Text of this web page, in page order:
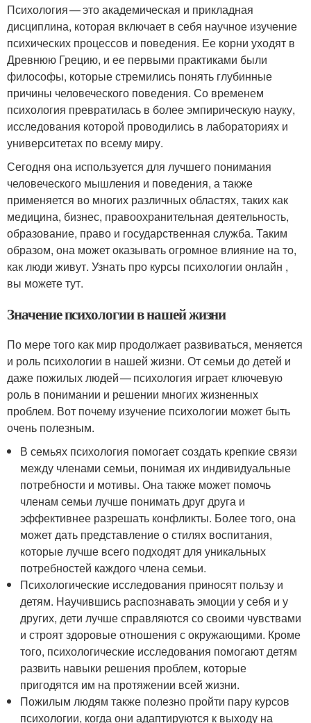
Психология — это академическая и прикладная
дисциплина, которая включает в себя научное изучение
психических процессов и поведения. Ее корни уходят в
Древнюю Грецию, и ее первыми практиками были
философы, которые стремились понять глубинные
причины человеческого поведения. Со временем
психология превратилась в более эмпирическую науку,
исследования которой проводились в лабораториях и
университетах по всему миру.
Сегодня она используется для лучшего понимания
человеческого мышления и поведения, а также
применяется во многих различных областях, таких как
медицина, бизнес, правоохранительная деятельность,
образование, право и государственная служба. Таким
образом, она может оказывать огромное влияние на то,
как люди живут. Узнать про курсы психологии онлайн ,
вы можете тут.
Значение психологии в нашей жизни
По мере того как мир продолжает развиваться, меняется
и роль психологии в нашей жизни. От семьи до детей и
даже пожилых людей — психология играет ключевую
роль в понимании и решении многих жизненных
проблем. Вот почему изучение психологии может быть
очень полезным.
В семьях психология помогает создать крепкие связи
между членами семьи, понимая их индивидуальные
потребности и мотивы. Она также может помочь
членам семьи лучше понимать друг друга и
эффективнее разрешать конфликты. Более того, она
может дать представление о стилях воспитания,
которые лучше всего подходят для уникальных
потребностей каждого члена семьи.
Психологические исследования приносят пользу и
детям. Научившись распознавать эмоции у себя и у
других, дети лучше справляются со своими чувствами
и строят здоровые отношения с окружающими. Кроме
того, психологические исследования помогают детям
развить навыки решения проблем, которые
пригодятся им на протяжении всей жизни.
Пожилым людям также полезно пройти пару курсов
психологии, когда они адаптируются к выходу на